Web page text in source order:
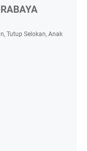
Tutup Selokan, Anak